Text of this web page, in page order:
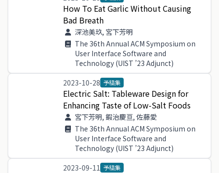
How To EatGarlicWithoutCausing
Bad Breath
深池美玖, 宮下芳明
The 36th Annual ACM Symposium on
User Interface Software and
Technology (UIST ’23 Adjunct)
2023-10-28 予稿集
Electric Salt: Tableware Designfor
Enhancing Tasteof Low-Salt Foods
宮下芳明, 鍜治慶亘, 佐藤愛
The 36th Annual ACM Symposium on
User Interface Software and
Technology (UIST ’23 Adjunct)
2023-09-11 予稿集